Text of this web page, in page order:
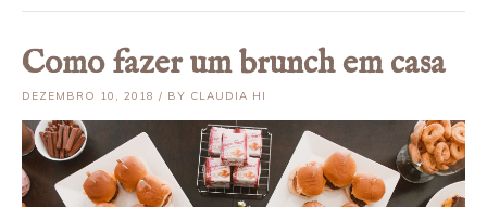
Como fazer um brunch em casa
DEZEMBRO 10, 2018 / BY CLAUDIA HI